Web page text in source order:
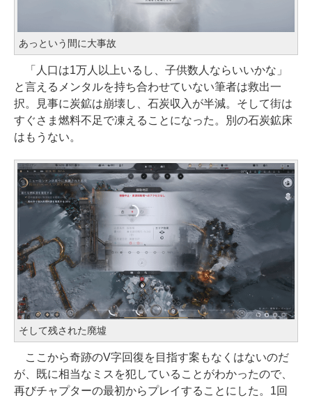
あっという間に大事故
「人口は1万人以上いるし、子供数人ならいいかな」
と言えるメンタルを持ち合わせていない筆者は救出一
択。見事に炭鉱は崩壊し、石炭収入が半減。そして街は
すぐさま燃料不足で凍えることになった。別の石炭鉱床
はもうない。
そして残された廃墟
ここから奇跡のV字回復を目指す案もなくはないのだ
が、既に相当なミスを犯していることがわかったので、
再びチャプターの最初からプレイすることにした。1回